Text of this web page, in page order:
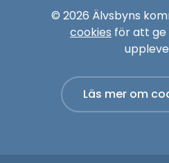
© 2026 Älvsbyns
cookies för att
Läs mer om